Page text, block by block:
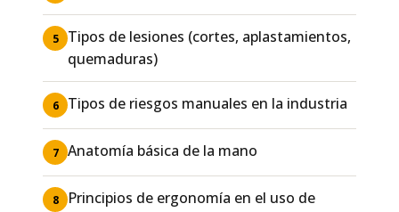
5
Tipos de lesiones (cortes, aplastamientos,
quemaduras)
6 Tipos de riesgos manuales en la industria
7 Anatomía básica de la mano
8
Principios de ergonomía en el uso de